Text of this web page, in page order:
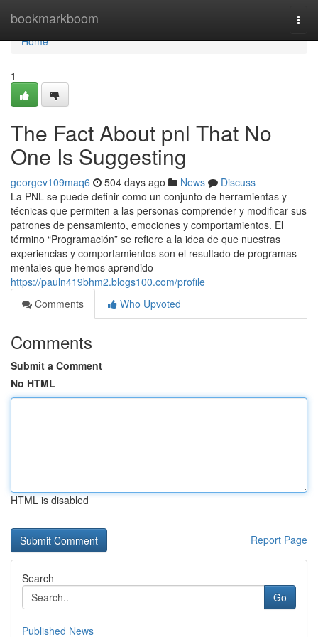
bookmarkboom
Home
Home
1
The Fact About pnl That No
One Is Suggesting
georgev109maq6 504 days ago News
Discuss
La PNL se puede definir como un conjunto de herramientas y
técnicas que permiten a las personas comprender y modificar sus
patrones de pensamiento, emociones y comportamientos. El
término “Programación” se refiere a la idea de que nuestras
experiencias y comportamientos son el resultado de programas
mentales que hemos aprendido
https://pauln419bhm2.blogs100.com/profile
Comments
Who Upvoted
Comments
Submit a Comment
No HTML
HTML is disabled
Report Page
Search
Go
Published News